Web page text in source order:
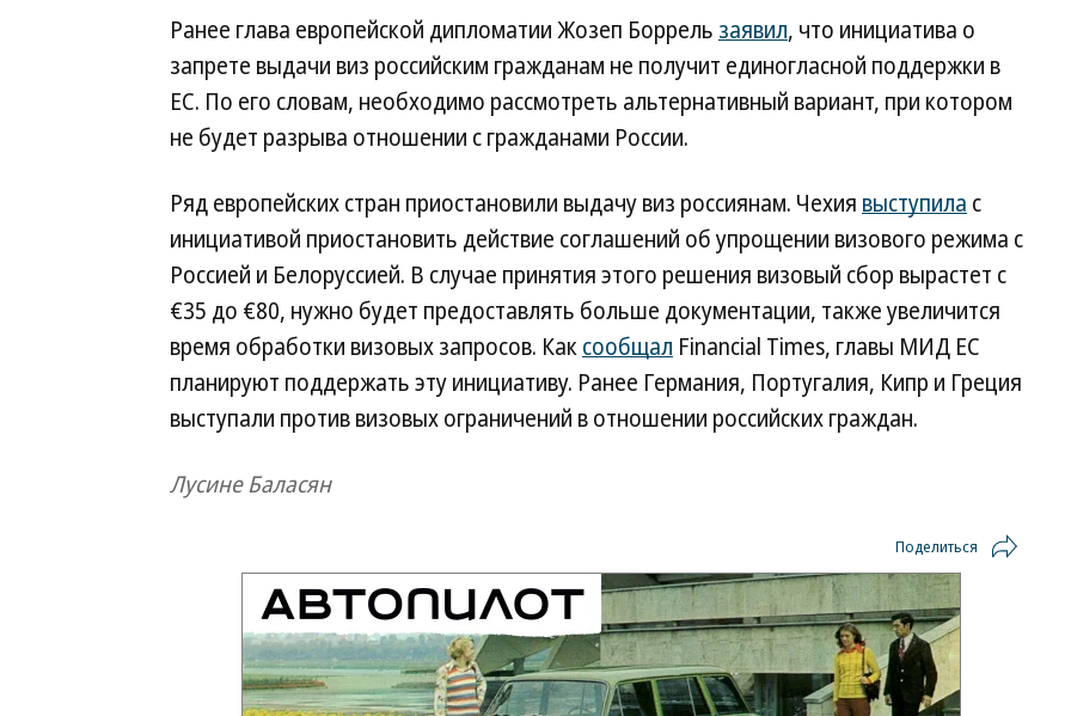
Ранее глава европейской дипломатии Жозеп Боррель заявил, что инициатива о
запрете выдачи виз российским гражданам не получит единогласной поддержки в
ЕС. По его словам, необходимо рассмотреть альтернативный вариант, при котором
не будет разрыва отношении с гражданами России.
Ряд европейских стран приостановили выдачу виз россиянам. Чехия выступила с
инициативой приостановить действие соглашений об упрощении визового режима с
Россией и Белоруссией. В случае принятия этого решения визовый сбор вырастет с
€35 до €80, нужно будет предоставлять больше документации, также увеличится
время обработки визовых запросов. Каксообщал Financial Times, главы МИД ЕС
планируют поддержать эту инициативу. Ранее Германия, Португалия, Кипр и Греция
выступали против визовых ограничений в отношении российских граждан.
Лусине Баласян
Поделиться